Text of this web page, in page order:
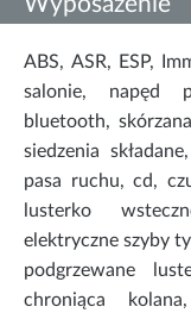
ABS, ASR, ESP,
salonie, napęd
bluetooth,
siedzenia
pasa ruchu, cd,
lusterko
elektryczne szyby
podgrzewane
chroniąca